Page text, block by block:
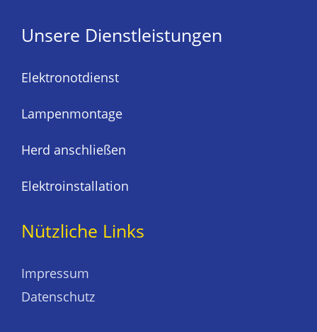
Unsere Dienstleistungen
Elektronotdienst
Lampenmontage
Herd anschließen
Elektroinstallation
Nützliche Links
Impressum
Datenschutz